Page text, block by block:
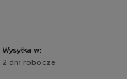
Wysyłka w:
2 dni robocze